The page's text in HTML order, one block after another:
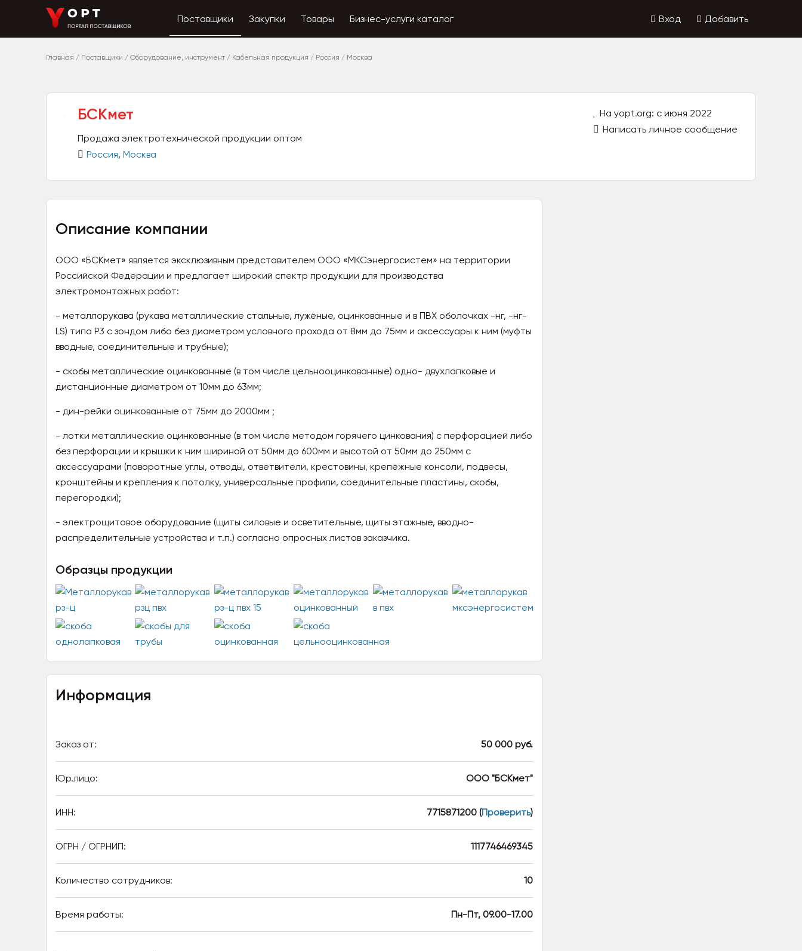
Поставщики Закупки Товары Бизнес-услуги каталог Вход Добавить
Главная / Поставщики / Оборудование, инструмент / Кабельная продукция / Россия / Москва
БСКмет
Продажа электротехнической продукции оптом
Россия, Москва
На yopt.org: с июня 2022
Написать личное сообщение
Описание компании
ООО «БСКмет» является эксклюзивным представителем ООО «МКСэнергосистем» на территории
Российской Федерации и предлагает широкий спектр продукции для производства
электромонтажных работ:
- металлорукава (рукава металлические стальные, лужёные, оцинкованные и в ПВХ оболочках -нг, -нг-
LS) типа Р3 с зондом либо без диаметром условного прохода от 8мм до 75мм и аксессуары к ним (муфты
вводные, соединительные и трубные);
- скобы металлические оцинкованные (в том числе цельнооцинкованные) одно- двухлапковые и
дистанционные диаметром от 10мм до 63мм;
- дин-рейки оцинкованные от 75мм до 2000мм ;
- лотки металлические оцинкованные (в том числе методом горячего цинкования) с перфорацией либо
без перфорации и крышки к ним шириной от 50мм до 600мм и высотой от 50мм до 250мм с
аксессуарами (поворотные углы, отводы, ответвители, крестовины, крепёжные консоли, подвесы,
кронштейны и крепления к потолку, универсальные профили, соединительные пластины, скобы,
перегородки);
- электрощитовое оборудование (щиты силовые и осветительные, щиты этажные, вводно-
распределительные устройства и т.п.) согласно опросных листов заказчика.
Образцы продукции
Информация
Заказ от: 50 000 руб.
Юр.лицо: ООО "БСКмет"
ИНН: 7715871200(Проверить)
ОГРН / ОГРНИП: 1117746469345
Количество сотрудников: 10
Время работы: Пн-Пт, 09.00-17.00